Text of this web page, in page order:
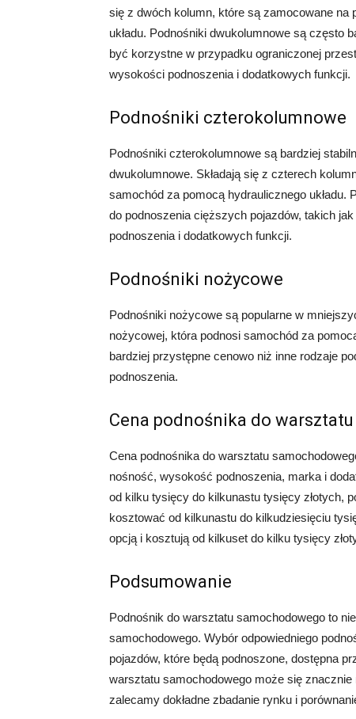
się z dwóch kolumn, które są zamocowane na
układu. Podnośniki dwukolumnowe są często
być korzystne w przypadku ograniczonej
wysokości podnoszenia i dodatkowych funkcji.
Podnośniki czterokolumnowe
Podnośniki czterokolumnowe są bardziej
dwukolumnowe. Składają się z czterech
samochód za pomocą hydraulicznego
do podnoszenia cięższych pojazdów, takich
podnoszenia i dodatkowych funkcji.
Podnośniki nożycowe
Podnośniki nożycowe są popularne w
nożycowej, która podnosi samochód za
bardziej przystępne cenowo niż inne rodzaje
podnoszenia.
Cena podnośnika do
Cena podnośnika do warsztatu
nośność, wysokość podnoszenia, marka i
od kilku tysięcy do kilkunastu tysięcy złotych,
kosztować od kilkunastu do kilkudziesięciu
opcją i kosztują od kilkuset do kilku tysięcy
Podsumowanie
Podnośnik do warsztatu samochodowego to
samochodowego. Wybór odpowiedniego
pojazdów, które będą podnoszone, dostępna
warsztatu samochodowego może się
zalecamy dokładne zbadanie rynku i